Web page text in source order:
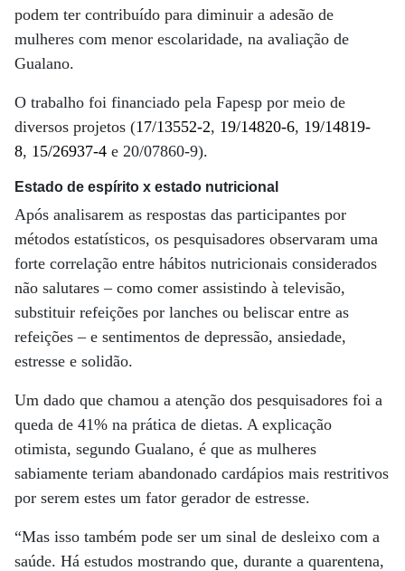
podem ter contribuído para diminuir a adesão de
mulheres com menor escolaridade, na avaliação de
Gualano.
O trabalho foi financiado pela Fapesp por meio de
diversos projetos (17/13552-2, 19/14820-6, 19/14819-
8, 15/26937-4 e 20/07860-9).
Estado de espírito x estado nutricional
Após analisarem as respostas das participantes por
métodos estatísticos, os pesquisadores observaram uma
forte correlação entre hábitos nutricionais considerados
não salutares – como comer assistindo à televisão,
substituir refeições por lanches ou beliscar entre as
refeições – e sentimentos de depressão, ansiedade,
estresse e solidão.
Um dado que chamou a atenção dos pesquisadores foi a
queda de 41% na prática de dietas. A explicação
otimista, segundo Gualano, é que as mulheres
sabiamente teriam abandonado cardápios mais restritivos
por serem estes um fator gerador de estresse.
“Mas isso também pode ser um sinal de desleixo com a
saúde. Há estudos mostrando que, durante a quarentena,